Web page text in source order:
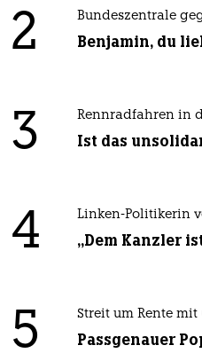
2 Bundeszentrale
Benjamin, du
3 Rennradfahren in
Ist das
4 Linken-Politikerin
„Dem Kanzler
5 Streit um Rente mit
Passgenauer